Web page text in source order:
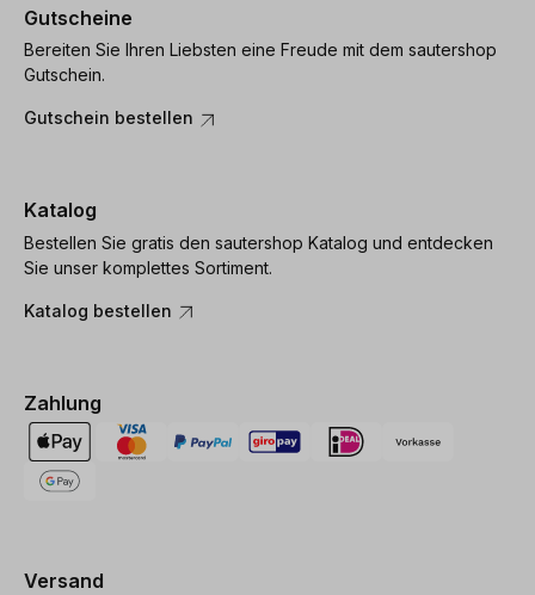
Gutscheine
Bereiten Sie Ihren Liebsten eine Freude mit dem sautershop
Gutschein.
Gutschein bestellen
Katalog
Bestellen Sie gratis den sautershop Katalog und entdecken
Sie unser komplettes Sortiment.
Katalog bestellen
Zahlung
Versand